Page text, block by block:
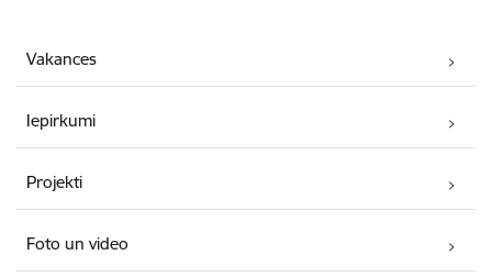
Vakances
Iepirkumi
Projekti
Foto un video